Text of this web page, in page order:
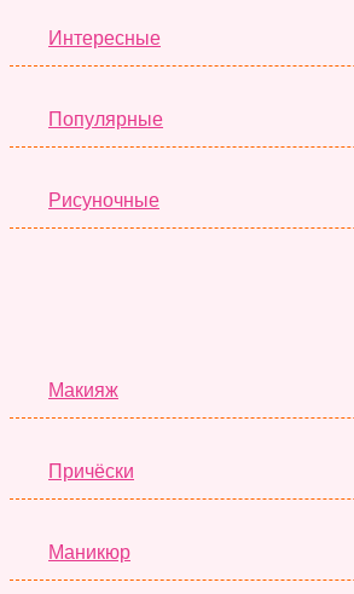
Интересные
Популярные
Рисуночные
Макияж
Причёски
Маникюр